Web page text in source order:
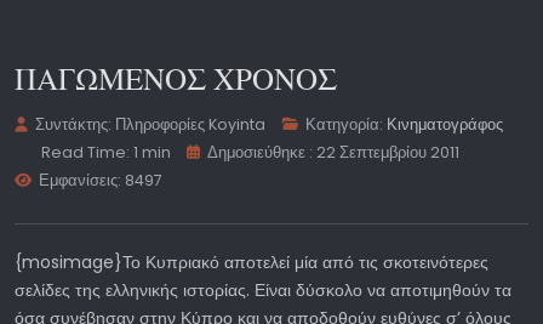
ΠΑΓΩΜΕΝΟΣ ΧΡΟΝΟΣ
Συντάκτης: Πληροφορίες Koyinta Κατηγορία: Κινηματογράφος
Read Time: 1 min
Δημοσιεύθηκε : 22 Σεπτεμβρίου 2011
Εμφανίσεις: 8497
{mosimage}Το Κυπριακό αποτελεί μία από τις σκοτεινότερες
σελίδες της ελληνικής ιστορίας. Είναι δύσκολο να αποτιμηθούν τα
όσα συνέβησαν στην Κύπρο και να αποδοθούν ευθύνες σ’ όλους